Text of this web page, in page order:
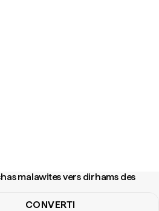
malawites vers dirhams des
CONVERTI